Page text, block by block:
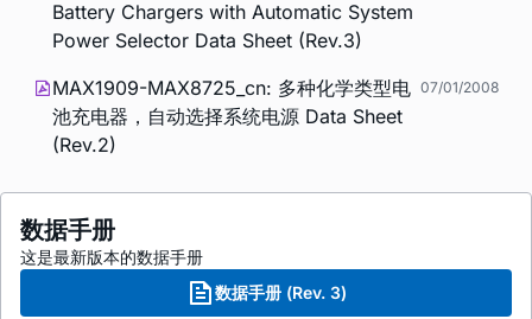
Battery Chargers with Automatic System
Power Selector Data Sheet (Rev.3)
MAX1909-MAX8725_cn: 多种化学类型电
池充电器，自动选择系统电源 Data Sheet
(Rev.2)
07/01/2008
数据手册
这是最新版本的数据手册
数据手册 (Rev. 3)